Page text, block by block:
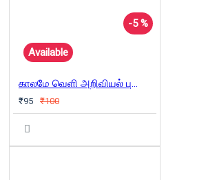
-5 %
Available
காலமே வெளி அறிவியல் புனைகதைகள்
₹95 ₹100